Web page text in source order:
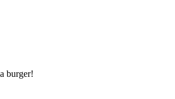
burger!